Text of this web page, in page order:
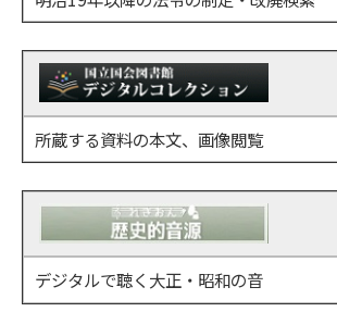
所蔵する資料の本文、画像閲覧
デジタルで聴く大正・昭和の音